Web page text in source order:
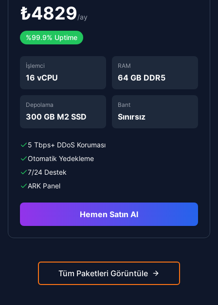
₺4829/ay
%99.9% Uptime
İşlemci
16 vCPU
RAM
64 GB DDR5
Depolama
300 GB M2 SSD
Bant
Sınırsız
5 Tbps+ DDoS Koruması
Otomatik Yedekleme
7/24 Destek
ARK Panel
Hemen Satın Al
Tüm Paketleri Görüntüle